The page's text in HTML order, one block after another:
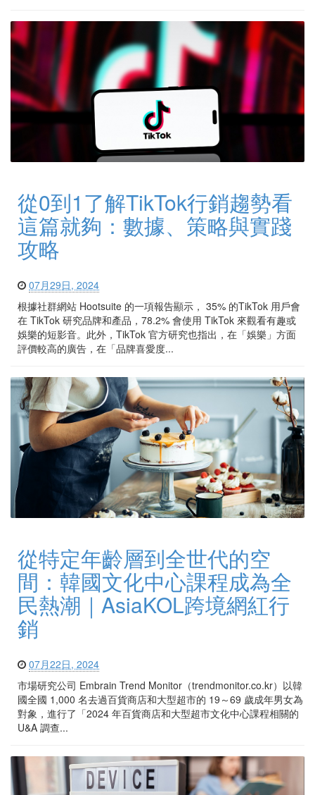
從0到1了解TikTok行銷趨勢看
這篇就夠：數據、策略與實踐
攻略
07月29日, 2024
根據社群網站 Hootsuite 的一項報告顯示， 35% 的TikTok 用戶會
在 TikTok 研究品牌和產品，78.2% 會使用 TikTok 來觀看有趣或
娛樂的短影音。此外，TikTok 官方研究也指出，在「娛樂」方面
評價較高的廣告，在「品牌喜愛度...
從特定年齡層到全世代的空
間：韓國文化中心課程成為全
民熱潮｜AsiaKOL跨境網紅行
銷
07月22日, 2024
市場研究公司 Embrain Trend Monitor（trendmonitor.co.kr）以韓
國全國 1,000 名去過百貨商店和大型超市的 19～69 歲成年男女為
對象，進行了「2024 年百貨商店和大型超市文化中心課程相關的
U&A 調查...